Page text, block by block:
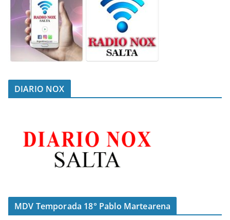
DIARIO NOX
MDV Temporada 18° Pablo Martearena